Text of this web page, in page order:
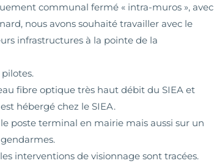
communal fermé « intra-muros », avec
nous avons souhaité travailler avec le
infrastructures à la pointe de la
fibre optique très haut débit du SIEA et
hébergé chez le SIEA.
poste terminal en mairie mais aussi sur un
interventions de visionnage sont tracées.